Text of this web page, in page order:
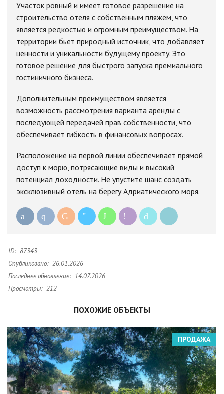
Участок ровный и имеет готовое разрешение на
строительство отеля с собственным пляжем, что
является редкостью и огромным преимуществом. На
территории бьет природный источник, что добавляет
ценности и уникальности будущему проекту. Это
готовое решение для быстрого запуска премиального
гостиничного бизнеса.
Дополнительным преимуществом является
возможность рассмотрения варианта аренды с
последующей передачей прав собственности, что
обеспечивает гибкость в финансовых вопросах.
Расположение на первой линии обеспечивает прямой
доступ к морю, потрясающие виды и высокий
потенциал доходности. Не упустите шанс создать
эксклюзивный отель на берегу Адриатического моря.
ID: 87343
Опубликовано: 26.01.2026
Последнее обновление: 14.07.2026
Просмотры: 212
ПОХОЖИЕ ОБЪЕКТЫ
ПРОДАЖА